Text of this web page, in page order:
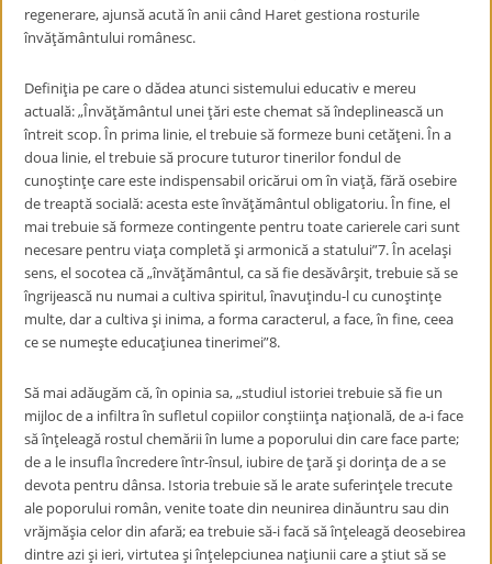
regenerare, ajunsă acută în anii când Haret gestiona rosturile
învăţământului românesc.
Definiţia pe care o dădea atunci sistemului educativ e mereu
actuală: „Învăţământul unei ţări este chemat să îndeplinească un
întreit scop. În prima linie, el trebuie să formeze buni cetăţeni. În a
doua linie, el trebuie să procure tuturor tinerilor fondul de
cunoştinţe care este indispensabil oricărui om în viaţă, fără osebire
de treaptă socială: acesta este învăţământul obligatoriu. În fine, el
mai trebuie să formeze contingente pentru toate carierele cari sunt
necesare pentru viaţa completă şi armonică a statului”7. În acelaşi
sens, el socotea că „învăţământul, ca să fie desăvârşit, trebuie să se
îngrijească nu numai a cultiva spiritul, înavuţindu-l cu cunoştinţe
multe, dar a cultiva şi inima, a forma caracterul, a face, în fine, ceea
ce se numeşte educaţiunea tinerimei”8.
Să mai adăugăm că, în opinia sa, „studiul istoriei trebuie să fie un
mijloc de a infiltra în sufletul copiilor conştiinţa naţională, de a-i face
să înţeleagă rostul chemării în lume a poporului din care face parte;
de a le insufla încredere într-însul, iubire de ţară şi dorinţa de a se
devota pentru dânsa. Istoria trebuie să le arate suferinţele trecute
ale poporului român, venite toate din neunirea dinăuntru sau din
vrăjmăşia celor din afară; ea trebuie să-i facă să înţeleagă deosebirea
dintre azi şi ieri, virtutea şi înţelepciunea naţiunii care a ştiut să se